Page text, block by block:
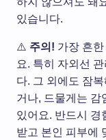
있습니다.
⚠️ 주의! 가장 흔
요. 특히 자외선
다. 그 외에도 잠
거나, 드물게는 감
있어요. 반드시 경
받고 본인 피부에